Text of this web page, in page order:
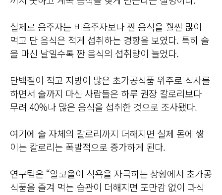
실제로 음주자는 비음주자보다 짠 음식을 훨씬 많이
먹고 단 음식은 적게 섭취하는 경향을 보였다. 특히 술
을 마신 날일수록 짠 음식의 섭취량이 늘었다.
단백질이 적고 지방이 많은 초가공식품 위주로 식사를
하면서 술까지 마신 사람들은 하루 권장 칼로리보다
무려 40%나 많은 음식을 섭취한 것으로 조사됐다.
여기에 술 자체의 칼로리까지 더해지면 실제 몸에 쌓
이는 칼로리는 폭발적으로 증가하게 된다.
연구팀은 “알코올이 식욕을 자극하는 상황에서 초가공
식품을 즐겨 먹는 습관이 더해지면 포만감 없이 과식